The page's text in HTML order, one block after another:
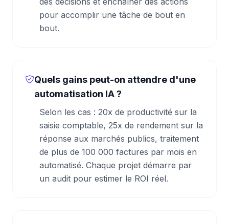
pour accomplir une tâche de bout en
bout.
Quels gains peut-on attendre d'une
automatisation IA ?
Selon les cas : 20x de productivité sur la
saisie comptable, 25x de rendement sur la
réponse aux marchés publics, traitement
de plus de 100 000 factures par mois en
automatisé. Chaque projet démarre par
un audit pour estimer le ROI réel.